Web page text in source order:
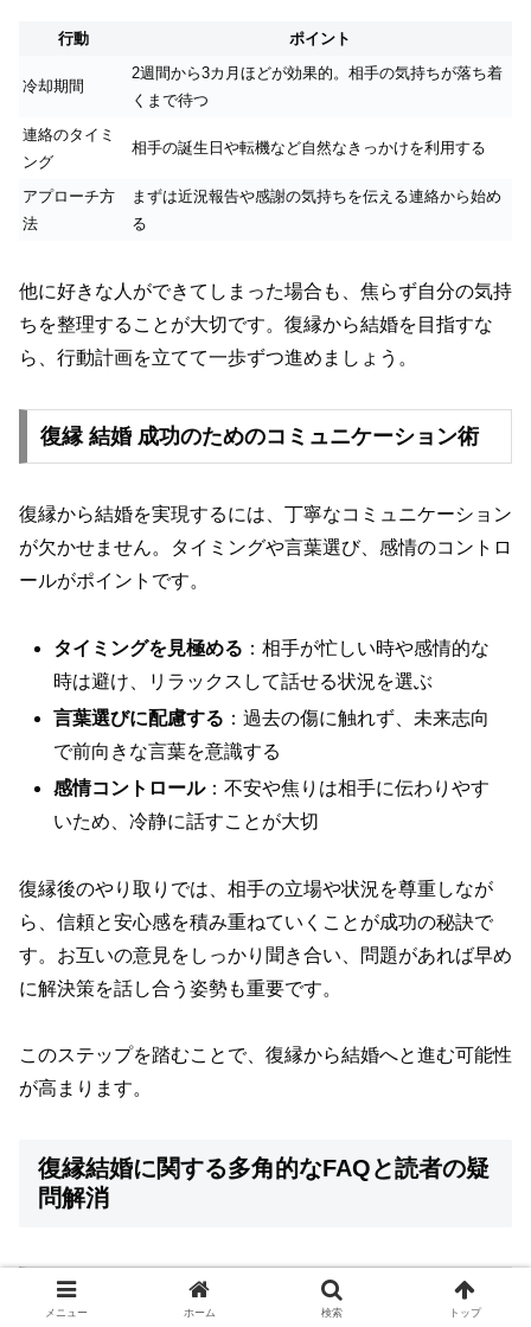
行動 ポイント
冷却期間
2週間から3カ月ほどが効果的。相手の気持ちが落ち着
くまで待つ
連絡のタイミ
ング
相手の誕生日や転機など自然なきっかけを利用する
アプローチ方
法
まずは近況報告や感謝の気持ちを伝える連絡から始め
る
他に好きな人ができてしまった場合も、焦らず自分の気持
ちを整理することが大切です。復縁から結婚を目指すな
ら、行動計画を立てて一歩ずつ進めましょう。
復縁 結婚 成功のためのコミュニケーション術
復縁から結婚を実現するには、丁寧なコミュニケーション
が欠かせません。タイミングや言葉選び、感情のコントロ
ールがポイントです。
タイミングを見極める ：相手が忙しい時や感情的な
時は避け、リラックスして話せる状況を選ぶ
言葉選びに配慮する ：過去の傷に触れず、未来志向
で前向きな言葉を意識する
感情コントロール：不安や焦りは相手に伝わりやす
いため、冷静に話すことが大切
復縁後のやり取りでは、相手の立場や状況を尊重しなが
ら、信頼と安心感を積み重ねていくことが成功の秘訣で
す。お互いの意見をしっかり聞き合い、問題があれば早め
に解決策を話し合う姿勢も重要です。
このステップを踏むことで、復縁から結婚へと進む可能性
が高まります。
復縁結婚に関する多角的なFAQと読者の疑
問解消
復縁カップルの結婚率はどれくらいか？
メニュー ホーム 検索 トップ